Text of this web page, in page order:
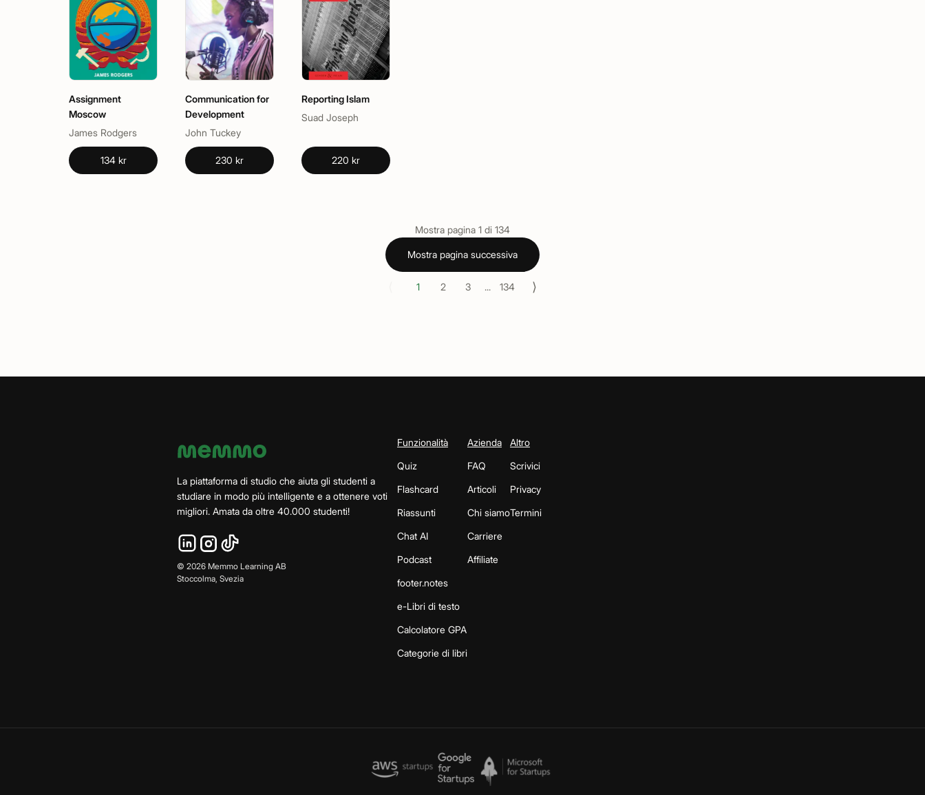
Assignment
Moscow
James Rodgers
134 kr
Communication for
Development
John Tuckey
230 kr
Reporting Islam
Suad Joseph
220 kr
Mostra pagina 1 di 134
Mostra pagina successiva
1 2 3 ... 134 ⟩
La piattaforma di studio che aiuta gli studenti a
studiare in modo più intelligente e a ottenere voti
migliori. Amata da oltre 40.000 studenti!
© 2026 Memmo Learning AB
Stoccolma, Svezia
Funzionalità
Quiz
Flashcard
Riassunti
Chat AI
Podcast
footer.notes
e-Libri di testo
Calcolatore GPA
Categorie di libri
Azienda
FAQ
Articoli
Chi siamo
Carriere
Affiliate
Altro
Scrivici
Privacy
Termini